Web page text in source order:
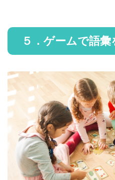
５．ゲームで語